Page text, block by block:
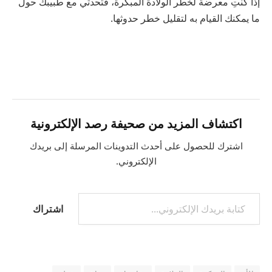
ما يمكنك القيام به لتقليل خطر حدوثها.
اكتشاف المزيد من صحيفة رصد الإلكترونية
اشترك للحصول على أحدث التدوينات المرسلة إلى بريدك
الإلكتروني.
كتابة بريدك الإلكتروني...
اشتراك